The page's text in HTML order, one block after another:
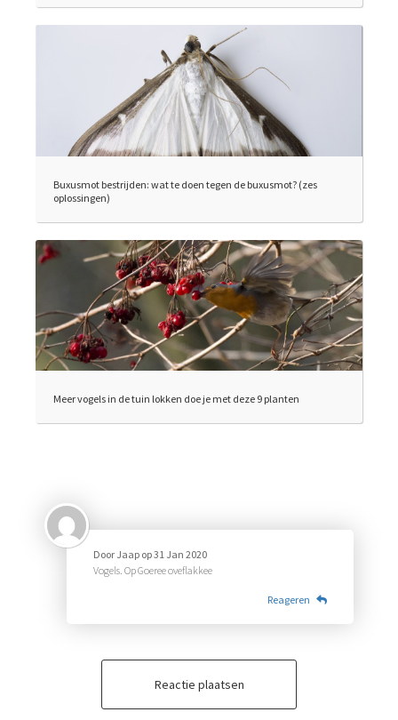
Buxusmot bestrijden: wat te doen tegen de buxusmot? (zes
oplossingen)
Meer vogels in de tuin lokken doe je met deze 9 planten
Door Jaap op31 Jan 2020
Vogels. Op Goeree oveflakkee
Reageren
Reactie plaatsen